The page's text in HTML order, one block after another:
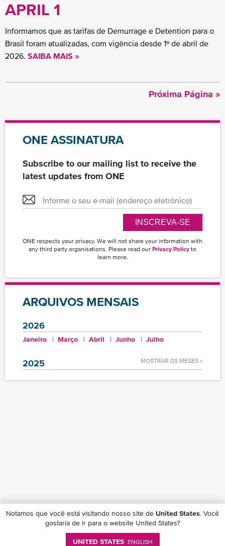
APRIL 1
Informamos que as tarifas de Demurrage e Detention para o
Brasil foram atualizadas, com vigência desde 1º de abril de
2026. SAIBA MAIS »
Próxima
Próxima Página »
ONE ASSINATURA
Subscribe to our mailing list to receive the
latest updates from ONE
INSCREVA-SE
ONE respects your privacy. We will not share your information with
any third party organisations. Please read our Privacy Policy to
learn more.
ARQUIVOS MENSAIS
2026
Janeiro Março Abril Junho Julho
2025 MOSTRAR OS MESES »
Notamos que você está visitando nosso site de United States. Você
gostaria de ir para o website United States?
UNITED STATES ENGLISH